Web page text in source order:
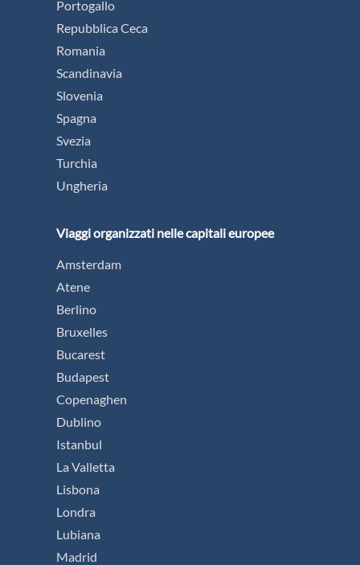
Portogallo
Repubblica Ceca
Romania
Scandinavia
Slovenia
Spagna
Svezia
Turchia
Ungheria
Viaggi organizzati nelle capitali europee
Amsterdam
Atene
Berlino
Bruxelles
Bucarest
Budapest
Copenaghen
Dublino
Istanbul
La Valletta
Lisbona
Londra
Lubiana
Madrid